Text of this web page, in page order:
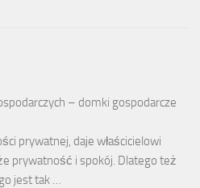
– domki gospodarcze
prywatnej, daje właścicielowi
prywatność i spokój. Dlatego też
jest tak …